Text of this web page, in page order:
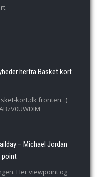
herfra Basket kort
kort.dk fronten. :)
– Michael Jordan
point
Her viewpoint og